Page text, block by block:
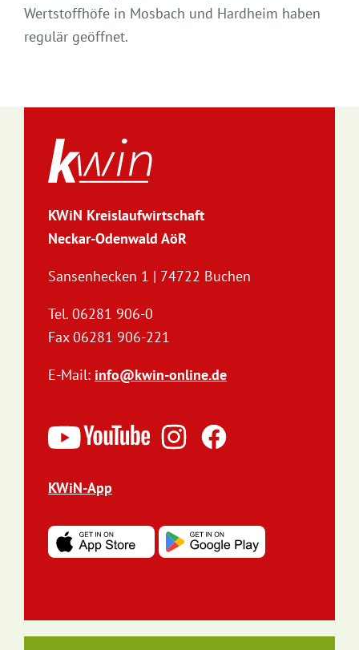
Wertstoffhöfe in Mosbach und Hardheim haben
regulär geöffnet.
KWiN Kreislaufwirtschaft
Neckar-Odenwald AöR
Sansenhecken 1 | 74722 Buchen
Tel. 06281 906-0
Fax 06281 906-221
E-Mail: info@kwin-online.de
KWiN-App